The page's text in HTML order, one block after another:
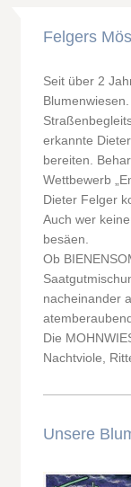
Felgers
Seit über 2
erkannte
bereiten.
Wettbewerb
Dieter Felger
Auch wer
besäen.
Ob
nacheinander
Die
Nachtviole,
Unsere